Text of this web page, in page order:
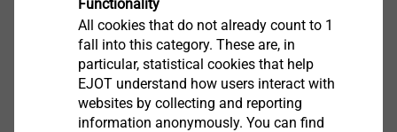
上述电子邮件地址或邮寄至以下地址：
保密/不公开
Winfried Schwarz先生
毅结特控股有限公司
德国巴特贝勒堡赫伦加滕路1号，邮编：57319
Whistleblower
毅结特投诉程序规则中文 261 KB
Functionality
All cookies that do not already count to 1
fall into this category. These are, in
particular, statistical cookies that help
EJOT understand how users interact with
websites by collecting and reporting
information anonymously. You can find